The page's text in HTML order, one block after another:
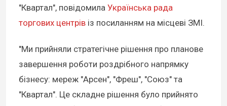
"Квартал", повідомила Українська рада
торгових центрів із посиланням на місцеві ЗМІ.
"Ми прийняли стратегічне рішення про планове
завершення роботи роздрібного напрямку
бізнесу: мереж "Арсен", "Фреш", "Союз" та
"Квартал". Це складне рішення було прийнято